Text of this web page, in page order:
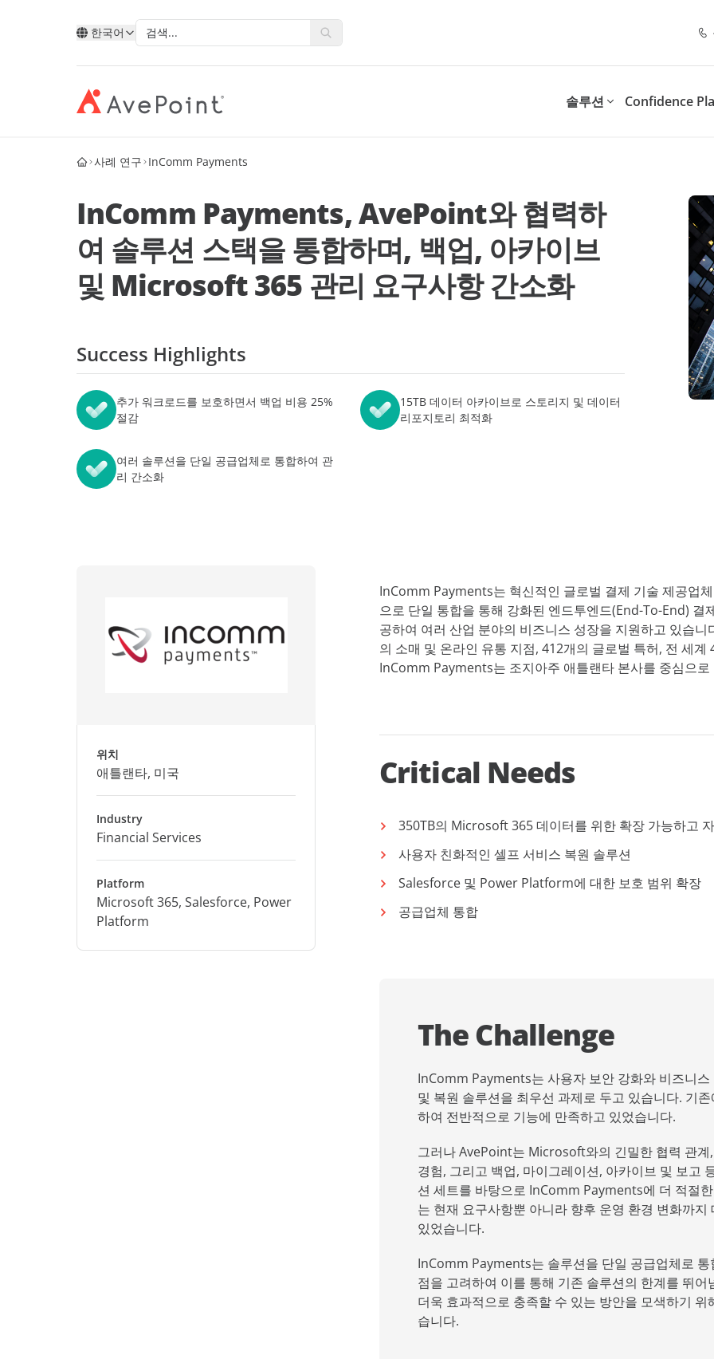
한국어
솔루션
Microsoft
Google
Salesforce
공공 부문
교육
금융 서비스
소매업
Al 신뢰성 확보
직원 참여도 및 도입 촉진
리스크 및 복원력
데이터 보안 태세 관리
Confidence
모던 스위트
원 경험을 혁신합니다.
AvePoint Confide
안전한 메시징 솔루션
Fly SaaS
MaivenPoint
학습의 무한한 확장
AvePoint tyGraph
고급 분석 도구
합니다.
멀티- SaaS 클라우드 백업
신뢰할 수 있는 데이터 보호
AvePoint Opus
속 가능한 모델을 도입합니
Insights for Microsoft 365
Microsoft 365 사용자, 데이
Teams, Exchange,
강력한 액세스 관리
AvePoint를 통한 클라우드 서
AvePoint와 함께 새 솔루션을 개발하고
Microsoft, Google 및 Salesforce에서 서
비스 판매를 확장합니다.
파트너 되기 로그인
AvePoint 파트너가 되는 이유
파트너십 혜택
파트너 포털 안내
관리형 서비스 제공업체(MSP)
부가가치 리셀러(VARS)
시스템 통합업체
유형별
계정 포털
고객 사례
eBooks
워크숍
이벤트
제품 브로셔
Workshop
AI 성공을 위한 10
모든 리
사례 연구 InComm Payments
InComm Payments, AvePoint와 협력하
여 솔루션 스택을 통합하며, 백업, 아카이브
및 Microsoft 365 관리 요구사항 간소화
Success Highlights
추가 워크로드를 보호하면서 백업 비용 25%
절감
15TB 데이터 아카이브로 스토리지 및 데이터
리포지토리 최적화
여러 솔루션을 단일 공급업체로 통합하여 관
리 간소화
위치
애틀랜타, 미국
Industry
Financial Services
Platform
Microsoft 365, Salesforce, Power
Platform
InComm Payments는 혁신적인 글로벌 결제 기술 제공업
으로 단일 통합을 통해 강화된 엔드투엔드(End-To-End) 결
공하여 여러 산업 분야의 비즈니스 성장을 지원하고 있습
의 소매 및 온라인 유통 지점, 412개의 글로벌 특허, 전 세
InComm Payments는 조지아주 애틀랜타 본사를 중심으
Critical Needs
350TB의 Microsoft 365 데이터를 위한 확장 가능하고
사용자 친화적인 셀프 서비스 복원 솔루션
Salesforce 및 Power Platform에 대한 보호 범위 확장
공급업체 통합
The Challenge
InComm Payments는 사용자 보안 강화와 비즈니스
및 복원 솔루션을 최우선 과제로 두고 있습니다. 기
하여 전반적으로 기능에 만족하고 있었습니다.
그러나 AvePoint는 Microsoft와의 긴밀한 협력 관
경험, 그리고 백업, 마이그레이션, 아카이브 및 보고
션 세트를 바탕으로 InComm Payments에 더 적절
는 현재 요구사항뿐 아니라 향후 운영 환경 변화까
있었습니다.
InComm Payments는 솔루션을 단일 공급업체로 통
점을 고려하여 이를 통해 기존 솔루션의 한계를 뛰
더욱 효과적으로 충족할 수 있는 방안을 모색하기
습니다.